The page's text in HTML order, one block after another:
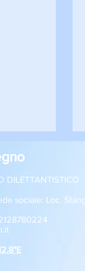
1-2
DILETTANTISTICO
sociale: Loc.